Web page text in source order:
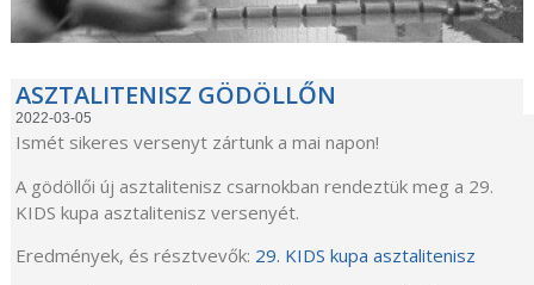
ASZTALITENISZ GÖDÖLLŐN
2022-03-05
Ismét sikeres versenyt zártunk a mai napon!
A gödöllői új asztalitenisz csarnokban rendeztük meg a 29.
KIDS kupa asztalitenisz versenyét.
Eredmények, és résztvevők: 29. KIDS kupa asztalitenisz